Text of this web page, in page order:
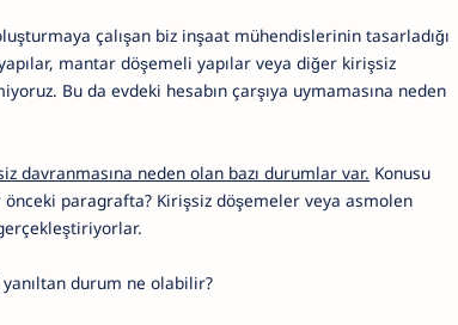
çalışan biz inşaat mühendislerinin tasarladığı
mantar döşemeli yapılar veya diğer kirişsiz
Bu da evdeki hesabın çarşıya uymamasına neden
davranmasına neden olan bazı durumlar var. Konusu
paragrafta? Kirişsiz döşemeler veya asmolen
durum ne olabilir?